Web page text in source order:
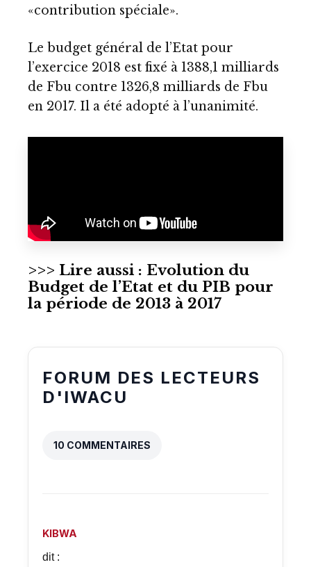
«contribution spéciale».
Le budget général de l’Etat pour
l’exercice 2018 est fixé à 1388,1 milliards
de Fbu contre 1326,8 milliards de Fbu
en 2017. Il a été adopté à l’unanimité.
>>> Lire aussi : Evolution du
Budget de l’Etat et du PIB pour
la période de 2013 à 2017
FORUM DES LECTEURS
D'IWACU
10 COMMENTAIRES
KIBWA
dit :